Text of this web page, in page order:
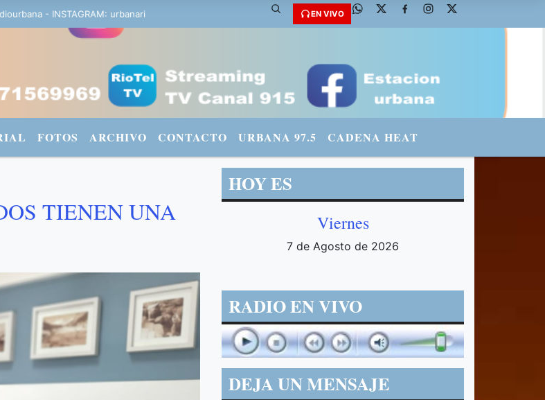
- INSTAGRAM: urbanario3 WHATSAPP: 3571569969 EN VIVO
FOTOS ARCHIVO CONTACTO URBANA 97.5 CADENA HEAT
TIENEN UNA
HOY ES
Viernes
7 de Agosto de 2026
RADIO EN VIVO
DEJA UN MENSAJE